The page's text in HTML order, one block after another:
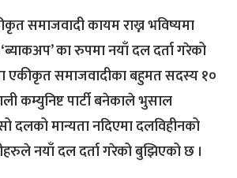
समाजवादी कायम राख्न भविष्यमा
का रुपमा नयाँ दल दर्ता गरेको
एकीकृत समाजवादीका बहुमत सदस्य १०
कम्युनिष्ट पार्टी बनेकाले भुसाल
मान्यता नदिएमा दलविहीनको
नयाँ दल दर्ता गरेको बुझिएको छ ।